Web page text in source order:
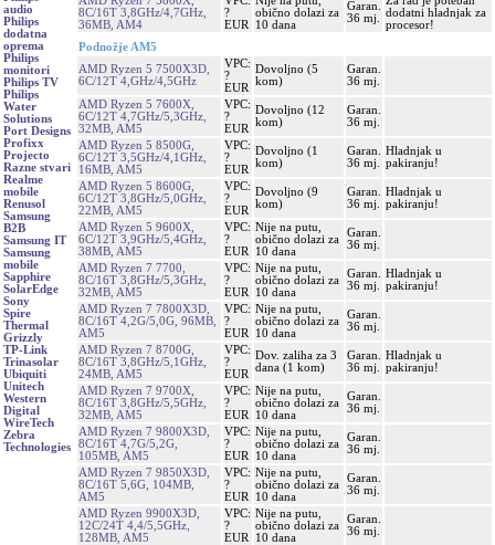
audio
Philips
dodatna
oprema
Philips
monitori
Philips TV
Philips
Water
Solutions
Port Designs
Profixx
Projecto
Razne stvari
Realme
mobile
Renusol
Samsung
B2B
Samsung IT
Samsung
mobile
Sapphire
SolarEdge
Sony
Spire
Thermal
Grizzly
TP-Link
Trinasolar
Ubiquiti
Unitech
Western
Digital
WireTech
Zebra
Technologies
8C/16T 3,8GHz/4,7GHz,
36MB, AM4
?
EUR
obično dolazi za
10 dana
Garan.
36 mj.
dodatni hladnjak za
procesor!
Podnožje AM5
AMD Ryzen 5 7500X3D,
6C/12T 4,GHz/4,5GHz
VPC:
?
EUR
Dovoljno (5
kom)
Garan.
36 mj.
AMD Ryzen 5 7600X,
6C/12T 4,7GHz/5,3GHz,
32MB, AM5
VPC:
?
EUR
Dovoljno (12
kom)
Garan.
36 mj.
AMD Ryzen 5 8500G,
6C/12T 3,5GHz/4,1GHz,
16MB, AM5
VPC:
?
EUR
Dovoljno (1
kom)
Garan.
36 mj.
Hladnjak u
pakiranju!
AMD Ryzen 5 8600G,
6C/12T 3,8GHz/5,0GHz,
22MB, AM5
VPC:
?
EUR
Dovoljno (9
kom)
Garan.
36 mj.
Hladnjak u
pakiranju!
AMD Ryzen 5 9600X,
6C/12T 3,9GHz/5,4GHz,
38MB, AM5
VPC:
?
EUR
Nije na putu,
obično dolazi za
10 dana
Garan.
36 mj.
AMD Ryzen 7 7700,
8C/16T 3,8GHz/5,3GHz,
32MB, AM5
VPC:
?
EUR
Nije na putu,
obično dolazi za
10 dana
Garan.
36 mj.
Hladnjak u
pakiranju!
AMD Ryzen 7 7800X3D,
8C/16T 4,2G/5,0G, 96MB,
AM5
VPC:
?
EUR
Nije na putu,
obično dolazi za
10 dana
Garan.
36 mj.
AMD Ryzen 7 8700G,
8C/16T 3,8GHz/5,1GHz,
24MB, AM5
VPC:
?
EUR
Dov. zaliha za 3
dana (1 kom)
Garan.
36 mj.
Hladnjak u
pakiranju!
AMD Ryzen 7 9700X,
8C/16T 3,8GHz/5,5GHz,
32MB, AM5
VPC:
?
EUR
Nije na putu,
obično dolazi za
10 dana
Garan.
36 mj.
AMD Ryzen 7 9800X3D,
8C/16T 4,7G/5,2G,
105MB, AM5
VPC:
?
EUR
Nije na putu,
obično dolazi za
10 dana
Garan.
36 mj.
AMD Ryzen 7 9850X3D,
8C/16T 5,6G, 104MB,
AM5
VPC:
?
EUR
Nije na putu,
obično dolazi za
10 dana
Garan.
36 mj.
AMD Ryzen 9900X3D,
12C/24T 4,4/5,5GHz,
128MB, AM5
VPC:
?
EUR
Nije na putu,
obično dolazi za
10 dana
Garan.
36 mj.